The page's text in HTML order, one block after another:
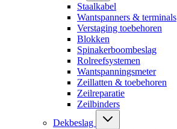
Staalkabel
Wantspanners & terminals
Verstaging toebehoren
Blokken
Spinakerboombeslag
Rolreefsystemen
Wantspanningsmeter
Zeillatten & toebehoren
Zeilreparatie
Zeilbinders
Dekbeslag